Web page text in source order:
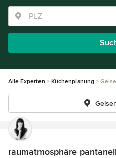
Alle Experten Küchenplanung
raumatmosphäre